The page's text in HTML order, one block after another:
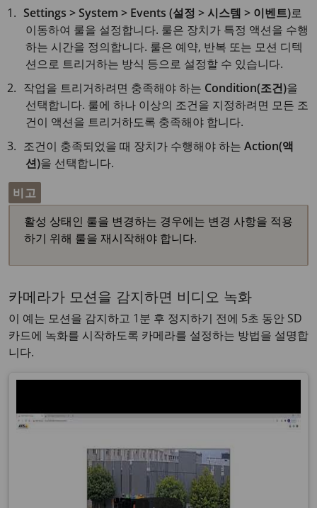
Settings > System > Events (설정 > 시스템 > 이벤트)로
이동하여 룰을 설정합니다. 룰은 장치가 특정 액션을 수행
하는 시간을 정의합니다. 룰은 예약, 반복 또는 모션 디텍
션으로 트리거하는 방식 등으로 설정할 수 있습니다.
작업을 트리거하려면 충족해야 하는 Condition(조건)을
선택합니다. 룰에 하나 이상의 조건을 지정하려면 모든 조
건이 액션을 트리거하도록 충족해야 합니다.
조건이 충족되었을 때 장치가 수행해야 하는Action(액
션)을 선택합니다.
비고
활성 상태인 룰을 변경하는 경우에는 변경 사항을 적용
하기 위해 룰을 재시작해야 합니다.
카메라가 모션을 감지하면 비디오 녹화
이 예는 모션을 감지하고 1분 후 정지하기 전에 5초 동안 SD
카드에 녹화를 시작하도록 카메라를 설정하는 방법을 설명합
니다.